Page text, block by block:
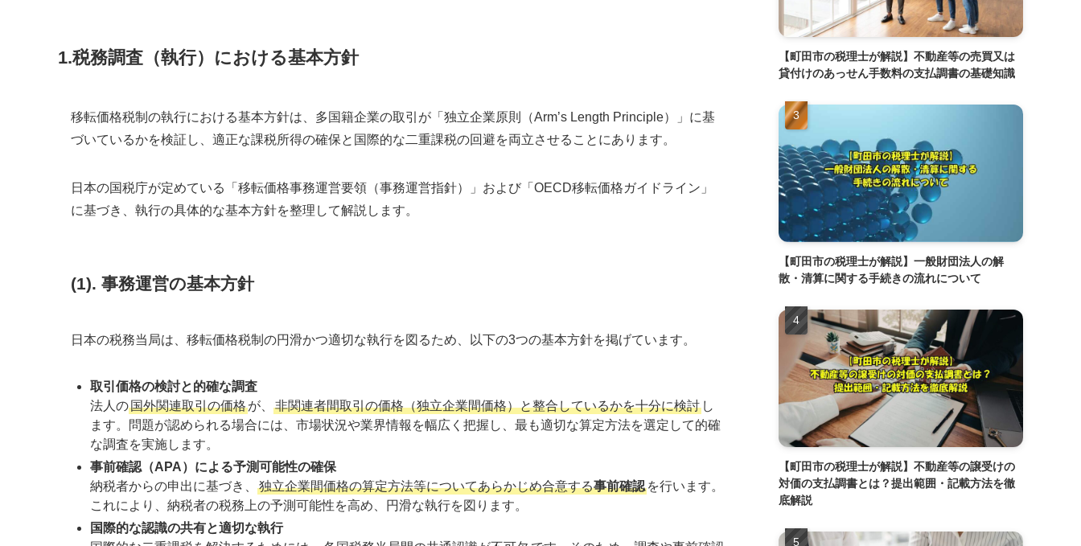
1.税務調査（執行）における基本方針
移転価格税制の執行における基本方針は、多国籍企業の取引が「独立企業原則（Arm’s Length Principle）」に基
づいているかを検証し、適正な課税所得の確保と国際的な二重課税の回避を両立させることにあります。
日本の国税庁が定めている「移転価格事務運営要領（事務運営指針）」および「OECD移転価格ガイドライン」
に基づき、執行の具体的な基本方針を整理して解説します。
(1). 事務運営の基本方針
日本の税務当局は、移転価格税制の円滑かつ適切な執行を図るため、以下の3つの基本方針を掲げています。
取引価格の検討と的確な調査
法人の国外関連取引の価格が、 非関連者間取引の価格（独立企業間価格）と整合しているかを十分に検討 し
ます。問題が認められる場合には、市場状況や業界情報を幅広く把握し、最も適切な算定方法を選定して的確
な調査を実施します。
事前確認（APA）による予測可能性の確保
納税者からの申出に基づき、
独立企業間価格の算定方法等についてあらかじめ合意する事前確認 を行います。
これにより、納税者の税務上の予測可能性を高め、円滑な執行を図ります。
国際的な認識の共有と適切な執行
【町田市の税理士が解説】不動産等の売買又は
貸付けのあっせん手数料の支払調書の基礎知識
【町田市の税理士が解説】一般財団法人の解
散・清算に関する手続きの流れについて
【町田市の税理士が解説】不動産等の譲受けの
対価の支払調書とは？提出範囲・記載方法を徹
底解説